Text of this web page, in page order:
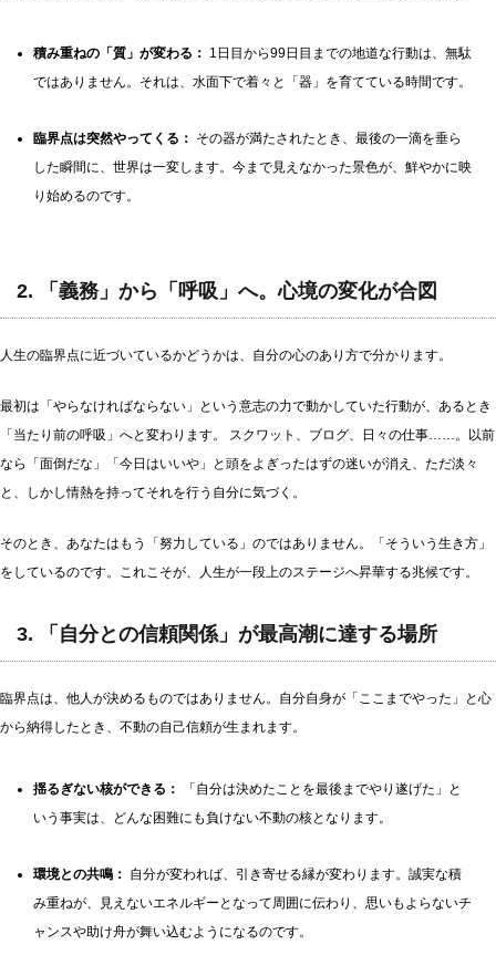
積み重ねの「質」が変わる： 1日目から99日目までの地道な行動は、無駄
ではありません。それは、水面下で着々と「器」を育てている時間です。
臨界点は突然やってくる： その器が満たされたとき、最後の一滴を垂ら
した瞬間に、世界は一変します。今まで見えなかった景色が、鮮やかに映
り始めるのです。
2. 「義務」から「呼吸」へ。心境の変化が合図
人生の臨界点に近づいているかどうかは、自分の心のあり方で分かります。
最初は「やらなければならない」という意志の力で動かしていた行動が、あるとき
「当たり前の呼吸」へと変わります。 スクワット、ブログ、日々の仕事……。以前
なら「面倒だな」「今日はいいや」と頭をよぎったはずの迷いが消え、ただ淡々
と、しかし情熱を持ってそれを行う自分に気づく。
そのとき、あなたはもう「努力している」のではありません。「そういう生き方」
をしているのです。これこそが、人生が一段上のステージへ昇華する兆候です。
3. 「自分との信頼関係」が最高潮に達する場所
臨界点は、他人が決めるものではありません。自分自身が「ここまでやった」と心
から納得したとき、不動の自己信頼が生まれます。
揺るぎない核ができる：
「自分は決めたことを最後までやり遂げた」と
いう事実は、どんな困難にも負けない不動の核となります。
環境との共鳴： 自分が変われば、引き寄せる縁が変わります。誠実な積
み重ねが、見えないエネルギーとなって周囲に伝わり、思いもよらないチ
ャンスや助け舟が舞い込むようになるのです。